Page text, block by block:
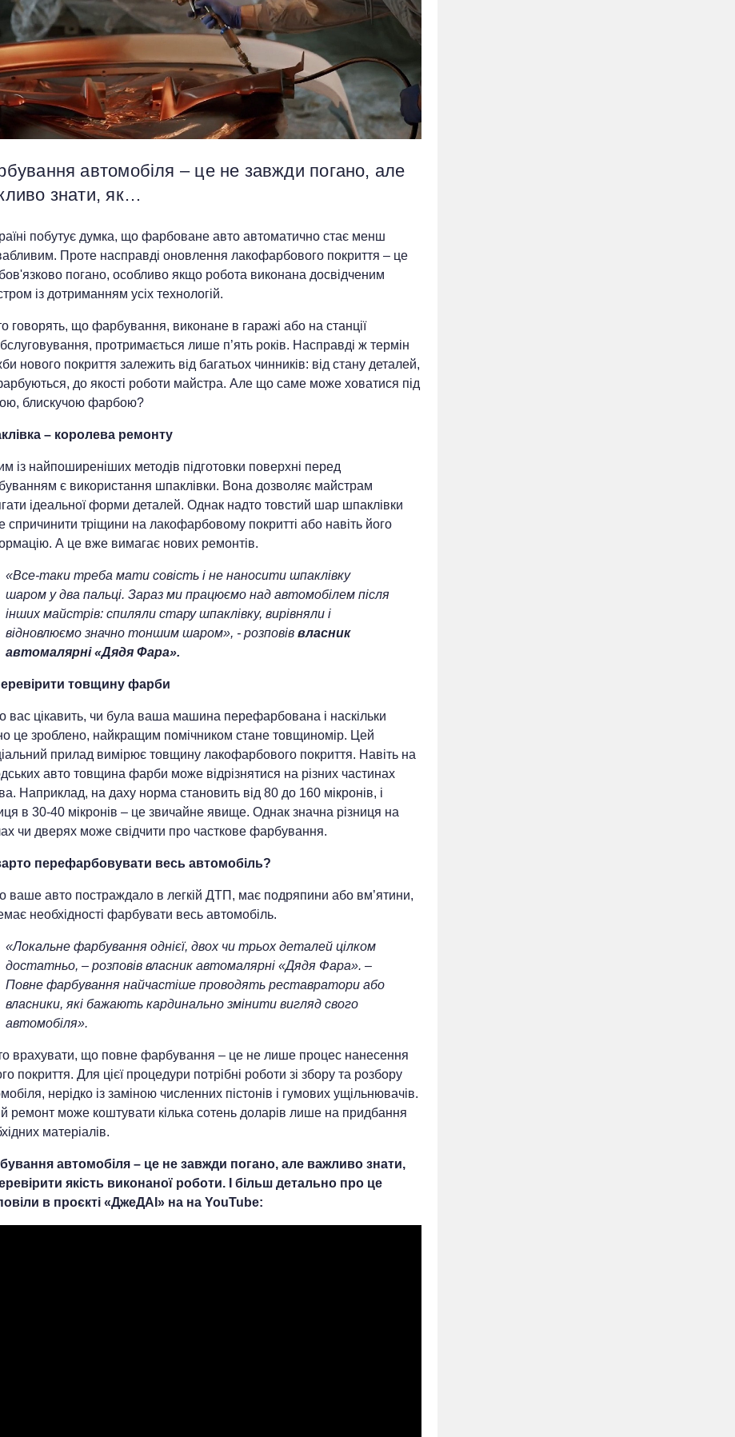
автомобіля – це не завжди погано, але
знати, як…
побутує думка, що фарбоване авто автоматично стає менш
Проте насправді оновлення лакофарбового покриття – це
погано, особливо якщо робота виконана досвідченим
із дотриманням усіх технологій.
говорять, що фарбування, виконане в гаражі або на станції
протримається лише п’ять років. Насправді ж термін
нового покриття залежить від багатьох чинників: від стану деталей,
до якості роботи майстра. Але що саме може ховатися під
блискучою фарбою?
– королева ремонту
із найпоширеніших методів підготовки поверхні перед
є використання шпаклівки. Вона дозволяє майстрам
ідеальної форми деталей. Однак надто товстий шар шпаклівки
спричинити тріщини на лакофарбовому покритті або навіть його
А це вже вимагає нових ремонтів.
«Все-таки треба мати совість і не наносити шпаклівку
шаром у два пальці. Зараз ми працюємо над автомобілем після
інших майстрів: спиляли стару шпаклівку, вирівняли і
відновлюємо значно тоншим шаром», - розповів власник
автомалярні «Дядя Фара».
товщину фарби
вас цікавить, чи була ваша машина перефарбована і наскільки
це зроблено, найкращим помічником стане товщиномір. Цей
прилад вимірює товщину лакофарбового покриття. Навіть на
авто товщина фарби може відрізнятися на різних частинах
Наприклад, на даху норма становить від 80 до 160 мікронів, і
в 30-40 мікронів – це звичайне явище. Однак значна різниця на
чи дверях може свідчити про часткове фарбування.
перефарбовувати весь автомобіль?
ваше авто постраждало в легкій ДТП, має подряпини або вм’ятини,
необхідності фарбувати весь автомобіль.
«Локальне фарбування однієї, двох чи трьох деталей цілком
достатньо, – розповів власник автомалярні «Дядя Фара». –
Повне фарбування найчастіше проводять реставратори або
власники, які бажають кардинально змінити вигляд свого
автомобіля».
врахувати, що повне фарбування – це не лише процес нанесення
покриття. Для цієї процедури потрібні роботи зі збору та розбору
нерідко із заміною численних пістонів і гумових ущільнювачів.
ремонт може коштувати кілька сотень доларів лише на придбання
матеріалів.
автомобіля – це не завжди погано, але важливо знати,
якість виконаної роботи. І більш детально про це
в проєкті «ДжеДАІ» на на YouTube: